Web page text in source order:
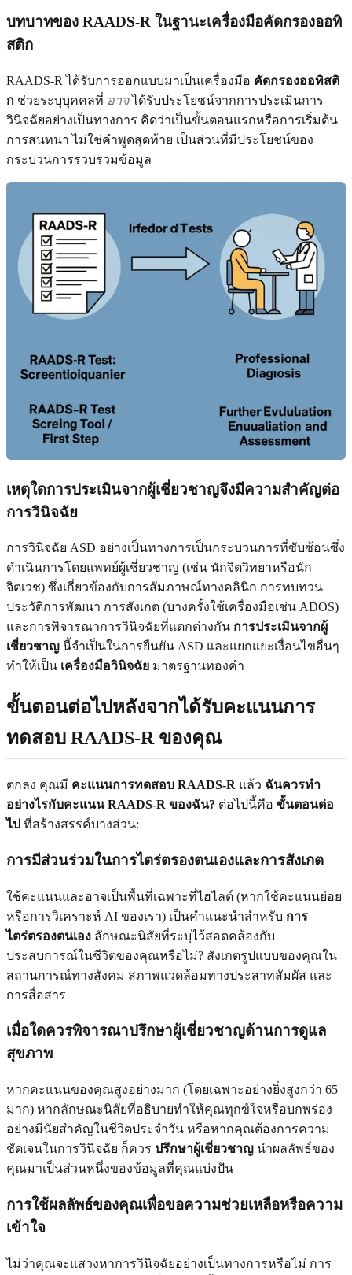
บทบาทของ RAADS-R ในฐานะเครื่องมือคัดกรองออทิ
สติก
RAADS-R ได้รับการออกแบบมาเป็นเครื่องมือ คัดกรองออทิสติ
ก ช่วยระบุบุคคลที่ อาจได้รับประโยชน์จากการประเมินการ
วินิจฉัยอย่างเป็นทางการ คิดว่าเป็นขั้นตอนแรกหรือการเริ่มต้น
การสนทนา ไม่ใช่คำพูดสุดท้าย เป็นส่วนที่มีประโยชน์ของ
กระบวนการรวบรวมข้อมูล
เหตุใดการประเมินจากผู้เชี่ยวชาญจึงมีความสำคัญต่อ
การวินิจฉัย
การวินิจฉัย ASD อย่างเป็นทางการเป็นกระบวนการที่ซับซ้อนซึ่ง
ดำเนินการโดยแพทย์ผู้เชี่ยวชาญ (เช่น นักจิตวิทยาหรือนัก
จิตเวช) ซึ่งเกี่ยวข้องกับการสัมภาษณ์ทางคลินิก การทบทวน
ประวัติการพัฒนา การสังเกต (บางครั้งใช้เครื่องมือเช่น ADOS)
และการพิจารณาการวินิจฉัยที่แตกต่างกัน การประเมินจากผู้
เชี่ยวชาญ นี้จำเป็นในการยืนยัน ASD และแยกแยะเงื่อนไขอื่นๆ
ทำให้เป็น เครื่องมือวินิจฉัย มาตรฐานทองคำ
ขั้นตอนต่อไปหลังจากได้รับคะแนนการ
ทดสอบ RAADS-R ของคุณ
ตกลง คุณมี คะแนนการทดสอบ RAADS-R แล้ว ฉันควรทำ
อย่างไรกับคะแนน RAADS-R ของฉัน? ต่อไปนี้คือ ขั้นตอนต่อ
ไป ที่สร้างสรรค์บางส่วน:
การมีส่วนร่วมในการไตร่ตรองตนเองและการสังเกต
ใช้คะแนนและอาจเป็นพื้นที่เฉพาะที่ไฮไลต์ (หากใช้คะแนนย่อย
หรือการวิเคราะห์ AI ของเรา) เป็นคำแนะนำสำหรับ การ
ไตร่ตรองตนเอง ลักษณะนิสัยที่ระบุไว้สอดคล้องกับ
ประสบการณ์ในชีวิตของคุณหรือไม่? สังเกตรูปแบบของคุณใน
สถานการณ์ทางสังคม สภาพแวดล้อมทางประสาทสัมผัส และ
การสื่อสาร
เมื่อใดควรพิจารณาปรึกษาผู้เชี่ยวชาญด้านการดูแล
สุขภาพ
หากคะแนนของคุณสูงอย่างมาก (โดยเฉพาะอย่างยิ่งสูงกว่า 65
มาก) หากลักษณะนิสัยที่อธิบายทำให้คุณทุกข์ใจหรือบกพร่อง
อย่างมีนัยสำคัญในชีวิตประจำวัน หรือหากคุณต้องการความ
ชัดเจนในการวินิจฉัย ก็ควร ปรึกษาผู้เชี่ยวชาญ นำผลลัพธ์ของ
คุณมาเป็นส่วนหนึ่งของข้อมูลที่คุณแบ่งปัน
การใช้ผลลัพธ์ของคุณเพื่อขอความช่วยเหลือหรือความ
เข้าใจ
ไม่ว่าคุณจะแสวงหาการวินิจฉัยอย่างเป็นทางการหรือไม่ การ